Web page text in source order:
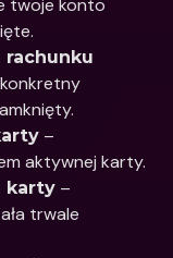
twoje konto
–
aktywnej karty.
karty –
trwale